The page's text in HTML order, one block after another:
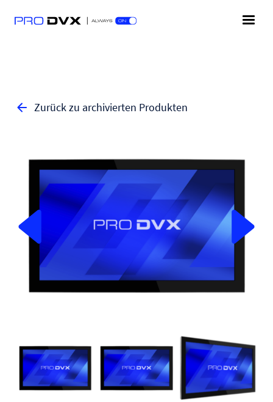
Zurück zu archivierten Produkten